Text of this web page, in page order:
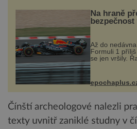
Na hraně
Až do
Formuli 1
se jen vršily.
na vlastní kůži,
následky nebo
života. Dnes
Čínští archeologové nalezli
texty uvnitř zaniklé studny v